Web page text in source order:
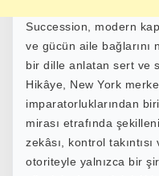
Succession , modern
ve gücün aile bağlarını
bir dille anlatan sert ve
Hikâye, New York
imparatorluklarından
mirası etrafında
zekâsı, kontrol
otoriteyle yalnızca bir